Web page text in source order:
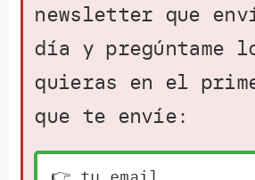
newsletter que
día y pregúntame
quieras en el
que te envíe: